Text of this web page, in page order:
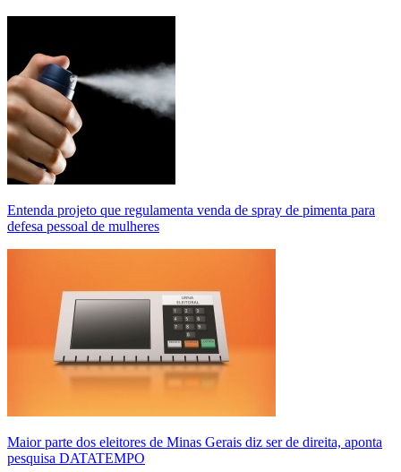
Entenda projeto que regulamenta venda de spray de pimenta para
defesa pessoal de mulheres
Maior parte dos eleitores de Minas Gerais diz ser de direita, aponta
pesquisa DATATEMPO